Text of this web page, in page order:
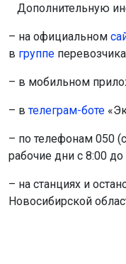
Дополнительную
– на официальном
в группе
– в мобильном
– втелеграм-боте
– по телефонам 050
рабочие дни с 8:00 до
– на станциях и
Новосибирской